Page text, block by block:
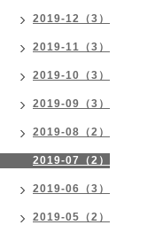
2019-12（3）
2019-11（3）
2019-10（3）
2019-09（3）
2019-08（2）
2019-07（2）
2019-06（3）
2019-05（2）